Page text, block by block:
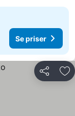
Se priser
Del